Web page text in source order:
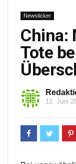
Newsticker
China:
Tote
12. Juni